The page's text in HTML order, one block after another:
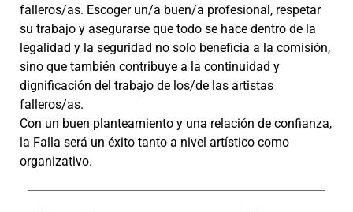
falleros/as. Escoger un/a buen/a profesional, respetar
su trabajo y asegurarse que todo se hace dentro de la
legalidad y la seguridad no solo beneficia a la comisión,
sino que también contribuye a la continuidad y
dignificación del trabajo de los/de las artistas
falleros/as.
Con un buen planteamiento y una relación de confianza,
la Falla será un éxito tanto a nivel artístico como
organizativo.